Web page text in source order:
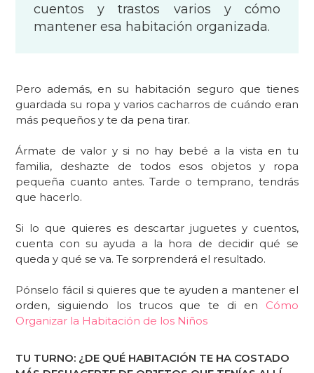
cuentos y trastos varios y cómo
mantener esa habitación organizada.
Pero además, en su habitación seguro que tienes
guardada su ropa y varios cacharros de cuándo eran
más pequeños y te da pena tirar.
Ármate de valor y si no hay bebé a la vista en tu
familia, deshazte de todos esos objetos y ropa
pequeña cuanto antes. Tarde o temprano, tendrás
que hacerlo.
Si lo que quieres es descartar juguetes y cuentos,
cuenta con su ayuda a la hora de decidir qué se
queda y qué se va. Te sorprenderá el resultado.
Pónselo fácil si quieres que te ayuden a mantener el
orden, siguiendo los trucos que te di en Cómo
Organizar la Habitación de los Niños
TU TURNO: ¿DE QUÉ HABITACIÓN TE HA COSTADO